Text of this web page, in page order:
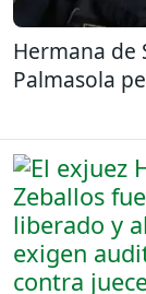
Hermana de
Palmasola